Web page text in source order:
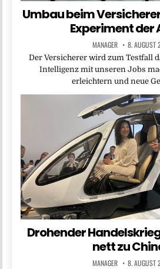
Umbau beim
Experiment der
MANAGER 8. AUGUST
Der Versicherer wird zum Testfall
Intelligenz mit unseren Jobs
erleichtern und neue
Drohender
nett zu
MANAGER 8. AUGUST